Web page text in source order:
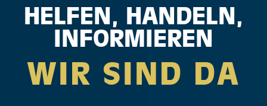
HELFEN, HANDELN,
INFORMIEREN
WIR SIND DA